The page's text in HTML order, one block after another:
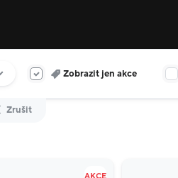
Zrušit
Zobrazit jen akce